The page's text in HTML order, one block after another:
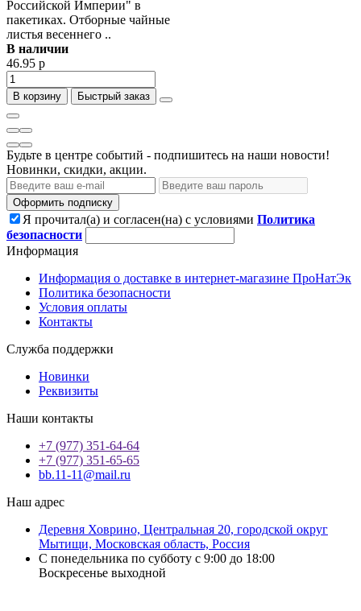
Российской Империи" в
пакетиках. Отборные чайные
листья весеннего ..
В наличии
46.95 р
В корзину Быстрый заказ
Будьте в центре событий - подпишитесь на наши новости!
Новинки, скидки, акции.
Оформить подписку
Я прочитал(а) и согласен(на) с условиями Политика
безопасности
Информация
Информация о доставке в интернет-магазине ПроНатЭк
Политика безопасности
Условия оплаты
Контакты
Служба поддержки
Новинки
Реквизиты
Наши контакты
+7 (977) 351-64-64
+7 (977) 351-65-65
bb.11-11@mail.ru
Наш адрес
Деревня Ховрино, Центральная 20, городской округ
Мытищи, Московская область, Россия
С понедельника по субботу с 9:00 до 18:00
Воскресенье выходной